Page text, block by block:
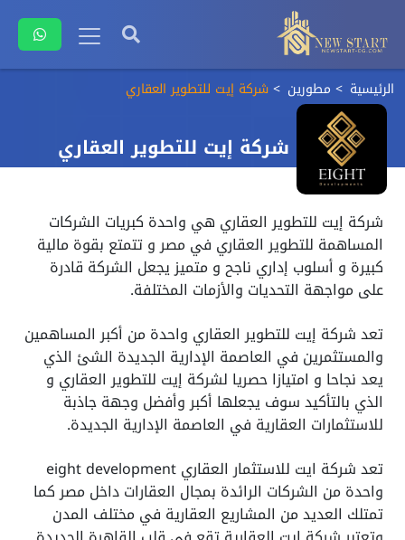
الرئيسية مطورين شركة إيت للتطوير العقاري
شركة إيت للتطوير العقاري
شركة إيت للتطوير العقاري هي واحدة كبريات الشركات
المساهمة للتطوير العقاري في مصر و تتمتع بقوة مالية
كبيرة و أسلوب إداري ناجح و متميز يجعل الشركة قادرة
على مواجهة التحديات والأزمات المختلفة.
تعد شركة إيت للتطوير العقاري واحدة من أكبر المساهمين
والمستثمرين في العاصمة الإدارية الجديدة الشئ الذي
يعد نجاحا و امتيازا حصريا لشركة إيت للتطوير العقاري و
الذي بالتأكيد سوف يجعلها أكبر وأفضل وجهة جاذبة
للاستثمارات العقارية في العاصمة الإدارية الجديدة.
تعد شركة ايت للاستثمار العقاري eight development
واحدة من الشركات الرائدة بمجال العقارات داخل مصر كما
تمتلك العديد من المشاريع العقارية في مختلف المدن